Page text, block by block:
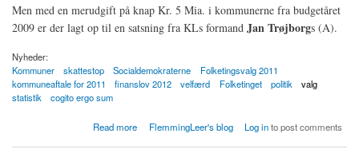
Men med en merudgift på knap Kr. 5 Mia. i kommunerne fra budgetåret
2009 er der lagt op til en satsning fra KLs formand Jan Trøjborgs (A).
Nyheder:
Kommuner
skattestop Socialdemokraterne
Folketingsvalg 2011
kommuneaftale for 2011
finanslov 2012 velfærd Folketinget politik
valg
statistik
cogito ergo sum
Read more
about Kommunernes økonomi bliver tema i næste folketingsvalgkamp
FlemmingLeer's blog Log into post comments